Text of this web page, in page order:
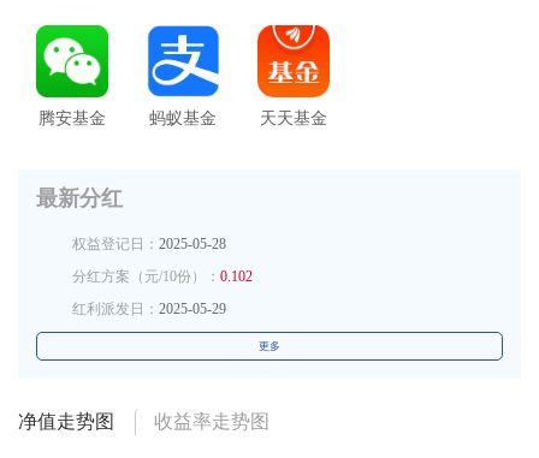
腾安基金 蚂蚁基金 天天基金
最新分红
权益登记日： 2025-05-28
分红方案（元/10份）： 0.102
红利派发日： 2025-05-29
更多
净值走势图 收益率走势图